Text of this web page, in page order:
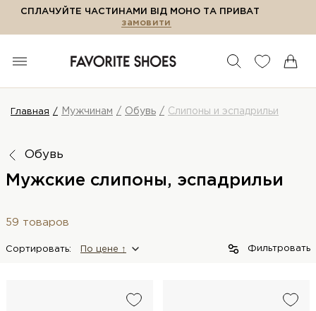
СПЛАЧУЙТЕ ЧАСТИНАМИ ВІД МОНО ТА ПРИВАТ
замовити
Главная Мужчинам Обувь Слипоны и эспадрильи
Обувь
Мужские слипоны, эспадрильи
59 товаров
Сортировать: По цене ↑ Фильтровать